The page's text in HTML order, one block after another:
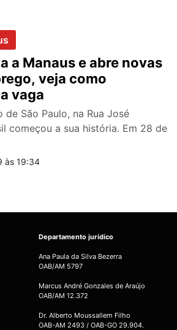
a Manaus e abre novas
veja como
vaga
de São Paulo, na Rua José
começou a sua história. Em 28 de
às 19:34
Departamento jurídico
Ana Paula da Silva Bezerra
OAB/AM 5797
Marcus André Gonzales de Araújo
OAB/AM 12.372
Dr. Alberto Moussallem Filho
OAB-AM 2493 / OAB-GO 29.904.